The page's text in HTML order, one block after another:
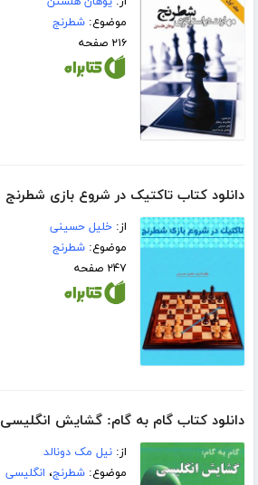
موضوع:شطرنج
۲۱۶ صفحه
دانلود کتاب تاکتیک در شروع بازی شطرنج
از:خلیل حسینی
موضوع:شطرنج
۲۴۷ صفحه
دانلود کتاب گام به گام: گشایش انگلیسی
از:نیل مک دونالد
موضوع:شطرنج، انگلیسی